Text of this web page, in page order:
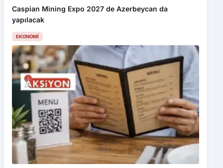
Caspian Mining Expo 2027 de Azerbeycan da
yapılacak
EKONOMI